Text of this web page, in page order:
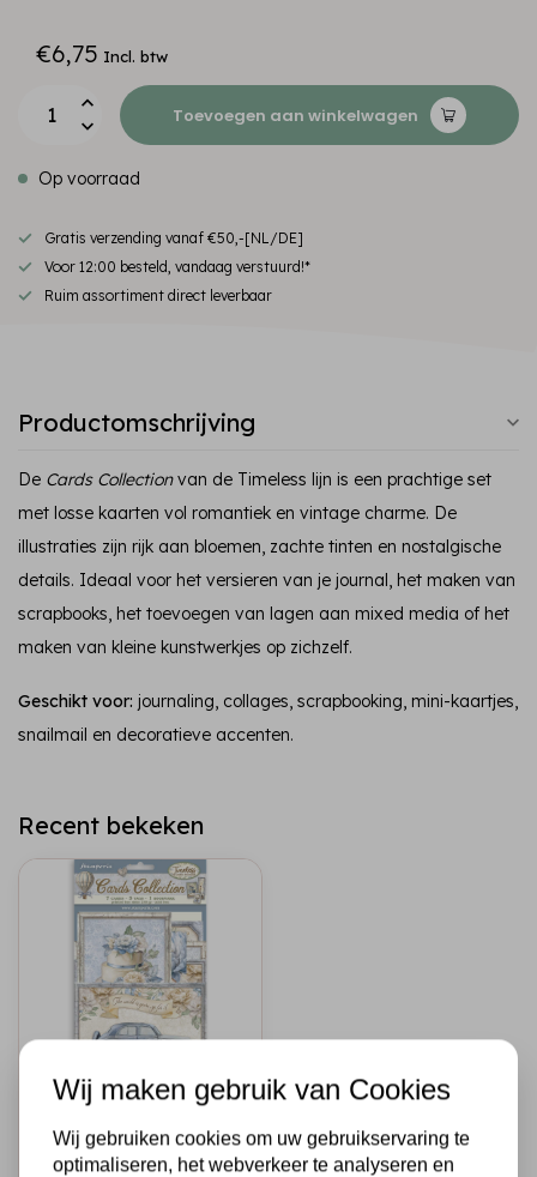
€6,75 Incl. btw
Toevoegen aan winkelwagen
Op voorraad
Gratis verzending vanaf €50,-[NL/DE]
Voor 12:00 besteld, vandaag verstuurd!*
Ruim assortiment direct leverbaar
Productomschrijving
De Cards Collectionvan de Timeless lijn is een prachtige set
met losse kaarten vol romantiek en vintage charme. De
illustraties zijn rijk aan bloemen, zachte tinten en nostalgische
details. Ideaal voor het versieren van je journal, het maken van
scrapbooks, het toevoegen van lagen aan mixed media of het
maken van kleine kunstwerkjes op zichzelf.
Geschikt voor: journaling, collages, scrapbooking, mini-kaartjes,
snailmail en decoratieve accenten.
Recent bekeken
STAMPERIA
Cards Collection -
Timeless
Wij maken gebruik van Cookies
Wij gebruiken cookies om uw gebruikservaring te
optimaliseren, het webverkeer te analyseren en